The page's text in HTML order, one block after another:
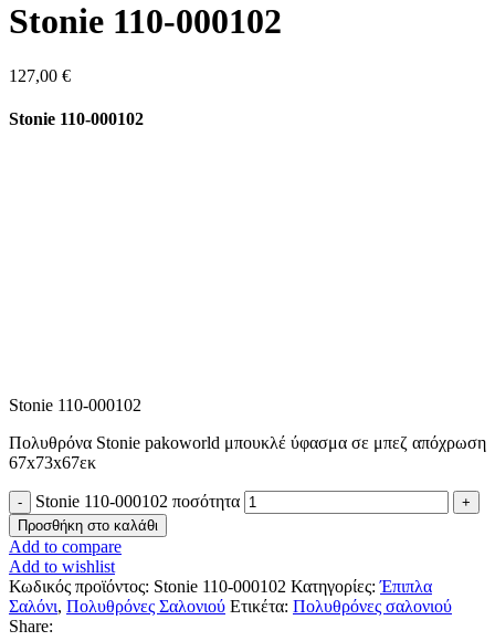
Stonie 110-000102
127,00 €
Stonie 110-000102
Stonie 110-000102
Πολυθρόνα Stonie pakoworld μπουκλέ ύφασμα σε μπεζ απόχρωση
67x73x67εκ
Stonie 110-000102 ποσότητα
Προσθήκη στο καλάθι
Add to compare
Add to wishlist
Κωδικός προϊόντος: Stonie 110-000102 Κατηγορίες: Έπιπλα
Σαλόνι, Πολυθρόνες Σαλονιού Ετικέτα: Πολυθρόνες σαλονιού
Share: